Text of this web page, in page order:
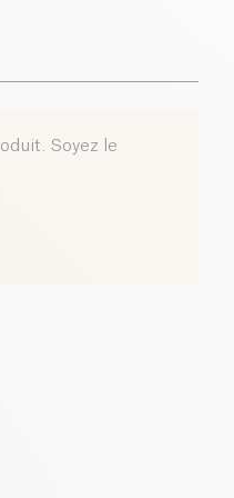
difficile ou en pleine
en soutenant votre
Soyez le